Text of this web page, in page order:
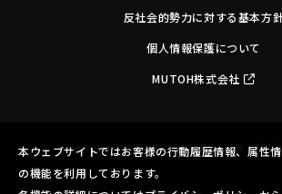
反社会的勢力に対する基本方
個人情報保護について
MUTOH株式会社
Copyright©MUTOH INDUSTRIES LTD. All
本ウェブサイトではお客様の行動履歴情報、属性
の機能を利用しております。